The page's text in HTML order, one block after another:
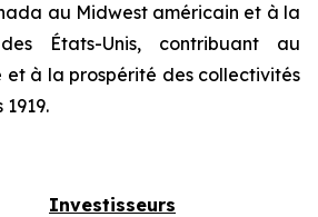
au Midwest américain et à la
États-Unis, contribuant au
et à la prospérité des collectivités
Investisseurs